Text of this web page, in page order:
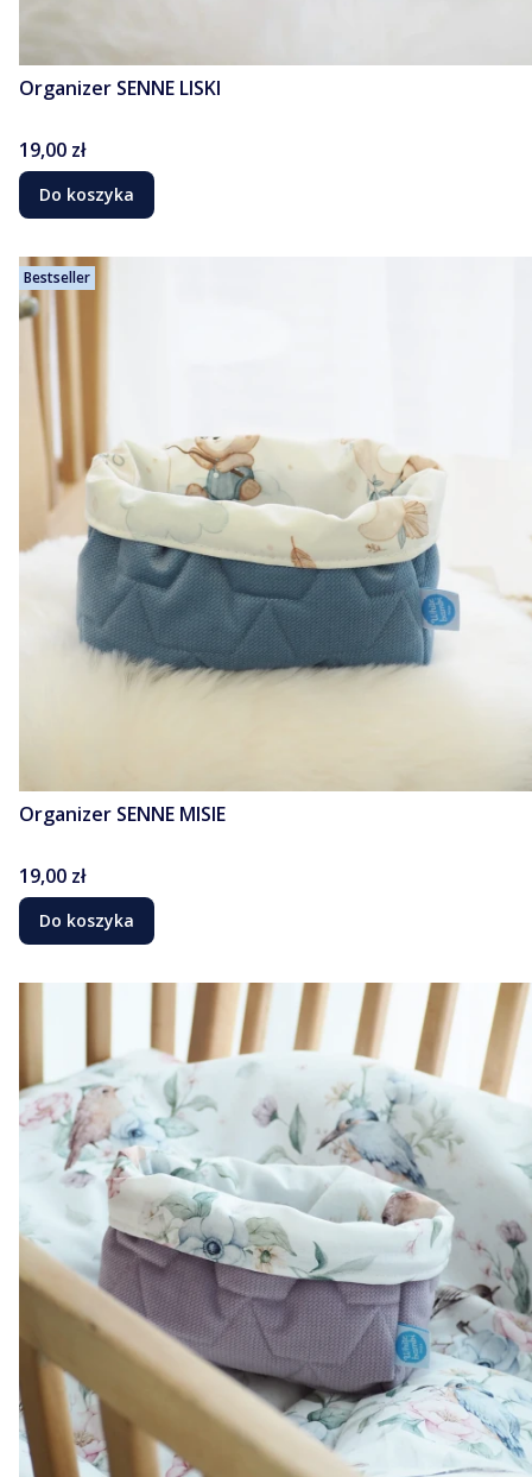
Organizer SENNE LISKI
Cena
19,00 zł
Do koszyka
Bestseller
Organizer SENNE MISIE
Cena
19,00 zł
Do koszyka